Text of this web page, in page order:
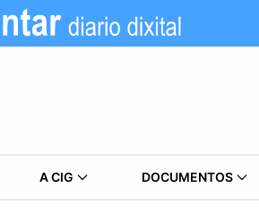
A CIG DOCUMENTOS